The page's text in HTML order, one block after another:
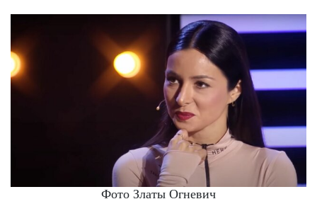
Фото Златы Огневич